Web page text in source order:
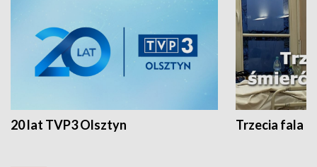
20 lat TVP3 Olsztyn Trzecia fala -